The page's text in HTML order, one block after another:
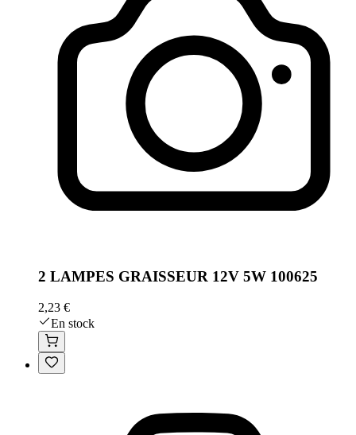
2 LAMPES GRAISSEUR 12V 5W 100625
2,23 €
En stock